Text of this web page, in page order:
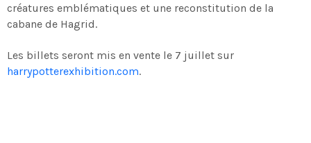
créatures emblématiques et une reconstitution de la
cabane de Hagrid.
Les billets seront mis en vente le 7 juillet sur
harrypotterexhibition.com.